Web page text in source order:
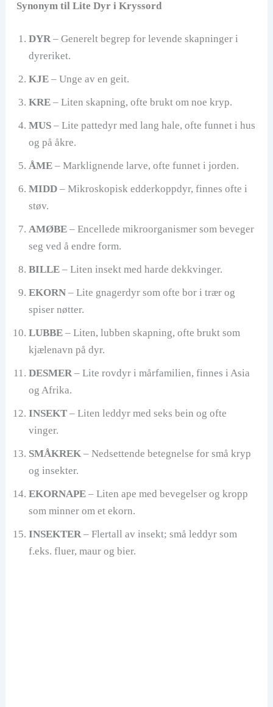
Synonym til Lite Dyr i Kryssord
DYR– Generelt begrep for levende skapninger i
dyreriket.
KJE– Unge av en geit.
KRE– Liten skapning, ofte brukt om noe kryp.
MUS– Lite pattedyr med lang hale, ofte funnet i hus
og på åkre.
ÅME– Marklignende larve, ofte funnet i jorden.
MIDD– Mikroskopisk edderkoppdyr, finnes ofte i
støv.
AMØBE– Encellede mikroorganismer som beveger
seg ved å endre form.
BILLE– Liten insekt med harde dekkvinger.
EKORN– Lite gnagerdyr som ofte bor i trær og
spiser nøtter.
LUBBE– Liten, lubben skapning, ofte brukt som
kjælenavn på dyr.
DESMER– Lite rovdyr i mårfamilien, finnes i Asia
og Afrika.
INSEKT– Liten leddyr med seks bein og ofte
vinger.
SMÅKREK– Nedsettende betegnelse for små kryp
og insekter.
EKORNAPE– Liten ape med bevegelser og kropp
som minner om et ekorn.
INSEKTER– Flertall av insekt; små leddyr som
f.eks. fluer, maur og bier.